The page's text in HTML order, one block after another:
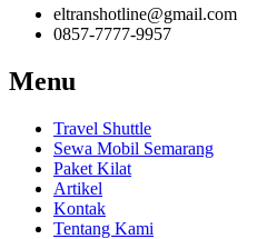
eltranshotline@gmail.com
0857-7777-9957
Menu
Travel Shuttle
Sewa Mobil Semarang
Paket Kilat
Artikel
Kontak
Tentang Kami